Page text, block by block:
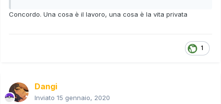
Concordo. Una cosa è il lavoro, una cosa è la vita privata
1
Dangi
Inviato 15 gennaio, 2020